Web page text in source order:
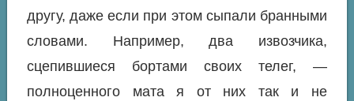
другу, даже если при этом сыпали бранными
словами. Например, два извозчика,
сцепившиеся бортами своих телег, —
полноценного мата я от них так и не